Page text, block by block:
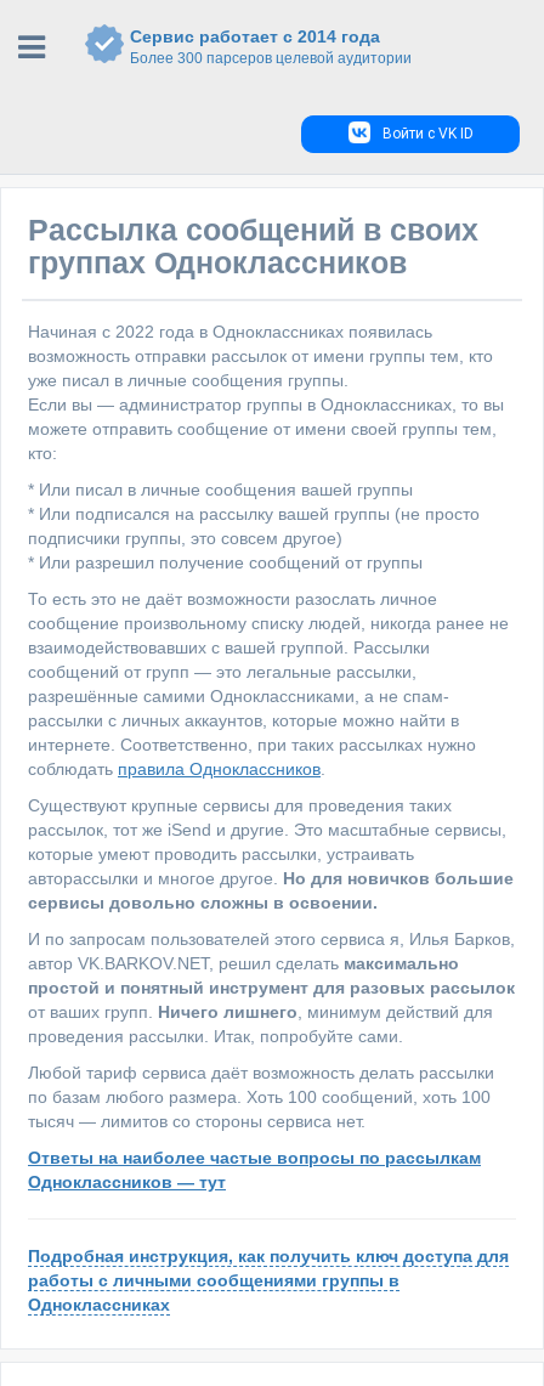
Сервис работает с 2014 года
Более 300 парсеров целевой аудитории
Войти с VK ID
Рассылка сообщений в своих
группах Одноклассников
Начиная с 2022 года в Одноклассниках появилась
возможность отправки рассылок от имени группы тем, кто
уже писал в личные сообщения группы.
Если вы — администратор группы в Одноклассниках, то вы
можете отправить сообщение от имени своей группы тем,
кто:
* Или писал в личные сообщения вашей группы
* Или подписался на рассылку вашей группы (не просто
подписчики группы, это совсем другое)
* Или разрешил получение сообщений от группы
То есть это не даёт возможности разослать личное
сообщение произвольному списку людей, никогда ранее не
взаимодействовавших с вашей группой. Рассылки
сообщений от групп — это легальные рассылки,
разрешённые самими Одноклассниками, а не спам-
рассылки с личных аккаунтов, которые можно найти в
интернете. Соответственно, при таких рассылках нужно
соблюдать правила Одноклассников
Существуют крупные сервисы для проведения таких
рассылок, тот же iSend и другие. Это масштабные сервисы,
которые умеют проводить рассылки, устраивать
авторассылки и многое другое. Но для новичков большие
сервисы довольно сложны в освоении.
И по запросам пользователей этого сервиса я, Илья Барков,
автор VK.BARKOV.NET, решил сделать максимально
простой и понятный инструмент для разовых рассылок
от ваших групп. Ничего лишнего , минимум действий для
проведения рассылки. Итак, попробуйте сами.
Любой тариф сервиса даёт возможность делать рассылки
по базам любого размера. Хоть 100 сообщений, хоть 100
тысяч — лимитов со стороны сервиса нет.
Ответы на наиболее частые вопросы по рассылкам
Одноклассников — тут
Подробная инструкция, как получить ключ доступа для
работы с личными сообщениями группы в
Одноклассниках